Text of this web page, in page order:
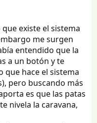
existe el sistema
me surgen
entendido que la
a un botón y te
que hace el sistema
pero buscando más
es que las patas
nivela la caravana,